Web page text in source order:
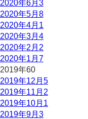
2020年6月 3
2020年5月 8
2020年4月 1
2020年3月 4
2020年2月 2
2020年1月 7
2019年60
2019年12月 5
2019年11月 2
2019年10月 1
2019年9月 3